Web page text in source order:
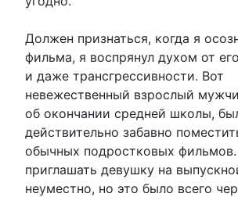
Должен признаться, когда я
фильма, я воспрянул духом от
и даже трансгрессивности. Вот
невежественный взрослый
об окончании средней школы,
действительно забавно
обычных подростковых
приглашать девушку на
неуместно, но это было всего